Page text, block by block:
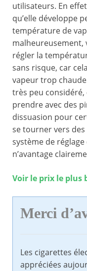
utilisateurs. En
qu’elle développe
température de
malheureusement,
régler la
sans risque, car
vapeur trop
très peu considéré,
prendre avec des
dissuasion pour
se tourner vers
système de
n’avantage
Voir le prix le plus
Merci
Les cigarettes
appréciées